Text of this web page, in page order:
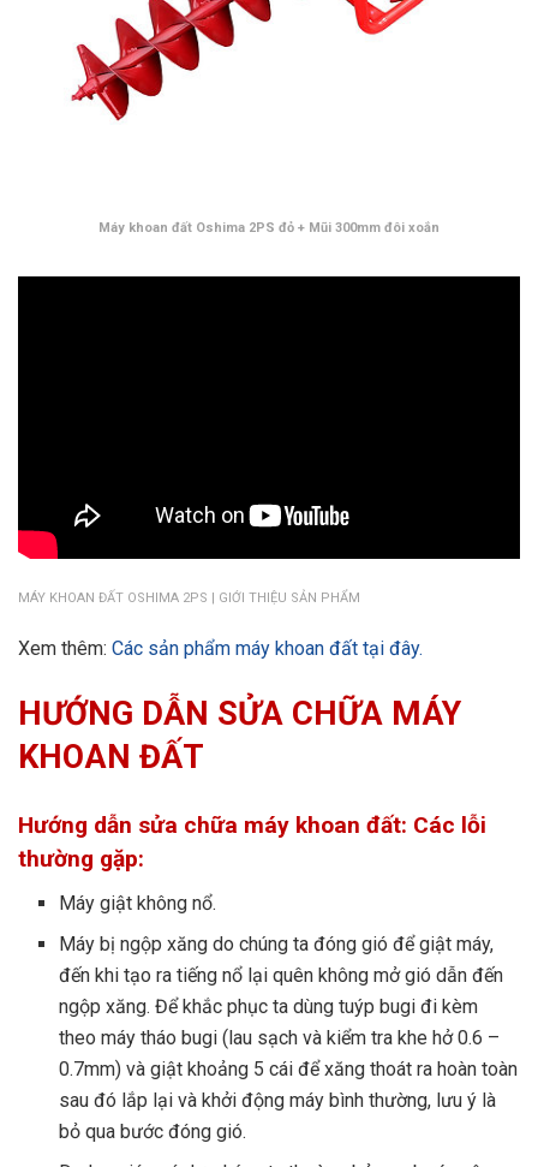
Máy khoan đất Oshima 2PS đỏ + Mũi 300mm đôi xoắn
MÁY KHOAN ĐẤT OSHIMA 2PS | GIỚI THIỆU SẢN PHẨM
Xem thêm: Các sản phẩm máy khoan đất tại đây.
HƯỚNG DẪN SỬA CHỮA MÁY
KHOAN ĐẤT
Hướng dẫn sửa chữa máy khoan đất: Các lỗi
thường gặp:
Máy giật không nổ.
Máy bị ngộp xăng do chúng ta đóng gió để giật máy,
đến khi tạo ra tiếng nổ lại quên không mở gió dẫn đến
ngộp xăng. Để khắc phục ta dùng tuýp bugi đi kèm
theo máy tháo bugi (lau sạch và kiểm tra khe hở 0.6 –
0.7mm) và giật khoảng 5 cái để xăng thoát ra hoàn toàn
sau đó lắp lại và khởi động máy bình thường, lưu ý là
bỏ qua bước đóng gió.